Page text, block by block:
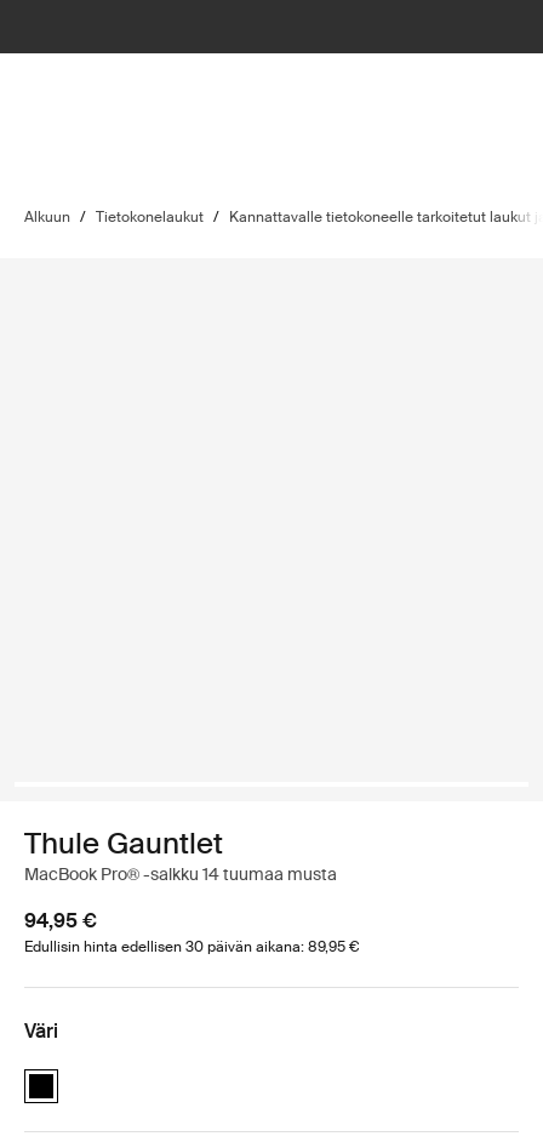
Alkuun / Tietokonelaukut / Kannattavalle tietokoneelle tarkoitetut laukut
Thule Gauntlet
MacBook Pro® -salkku 14 tuumaa musta
94,95 €
Edullisin hinta edellisen 30 päivän aikana: 89,95 €
Väri
Thule Gauntlet MacBook Pro® attaché 14" Musta (selected)